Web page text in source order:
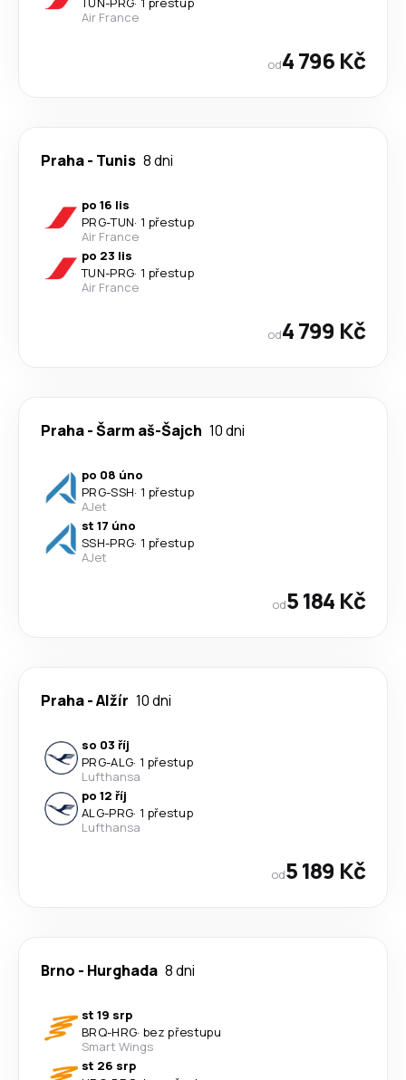
Air France
od4 796 Kč
Praha- Tunis 8 dni
po 16 lis
PRG-TUN· 1 přestup
Air France
po 23 lis
TUN-PRG· 1 přestup
Air France
od4 799 Kč
Praha-Šarm aš-Šajch 10 dni
po 08 úno
PRG-SSH· 1 přestup
AJet
st 17 úno
SSH-PRG· 1 přestup
AJet
od5 184 Kč
Praha-Alžír 10 dni
so 03 říj
PRG-ALG· 1 přestup
Lufthansa
po 12 říj
ALG-PRG· 1 přestup
Lufthansa
od5 189 Kč
Brno - Hurghada 8 dni
st 19 srp
BRQ-HRG· bez přestupu
Smart Wings
st 26 srp